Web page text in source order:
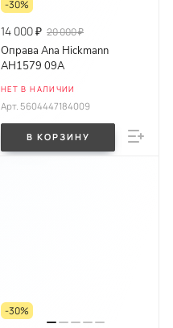
-30%
14 000 ₽ 20 000 ₽
Оправа Ana Hickmann
AH1579 09A
НЕТ В НАЛИЧИИ
Арт. 5604447184009
В КОРЗИНУ
-30%